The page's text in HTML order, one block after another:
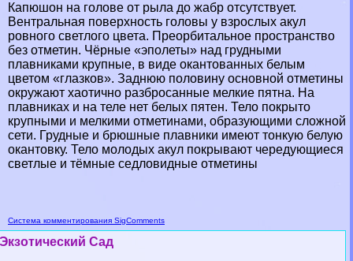
Капюшон на голове от рыла до жабр отсутствует.
Вентральная поверхность головы у взрослых акул
ровного светлого цвета. Преорбитальное прострaнcтво
без отметин. Чёрные «эполеты» над грудными
плавниками крупные, в виде окантованных белым
цветом «глазков». Заднюю половину основной отметины
окружают хаотично разбросанные мелкие пятна. На
плавниках и на теле нет белых пятен. Тело покрыто
крупными и мелкими отметинами, образующими сложной
сети. Грудные и брюшные плавники имеют тонкую белую
окантовку. Тело молодых акул покрывают чередующиеся
светлые и тёмные седловидные отметины
Система комментирования SigComments
Экзотический Сад